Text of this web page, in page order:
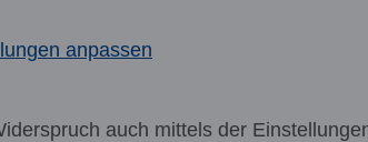
anpassen
auch mittels der